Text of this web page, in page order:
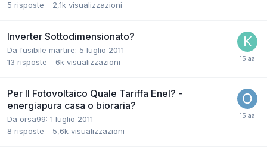
5 risposte 2,1k visualizzazioni
Inverter Sottodimensionato?
Da fusibile martire: 5 luglio 2011
13 risposte 6k visualizzazioni
Per Il Fotovoltaico Quale Tariffa Enel? -
energiapura casa o bioraria?
Da orsa99: 1 luglio 2011
8 risposte 5,6k visualizzazioni